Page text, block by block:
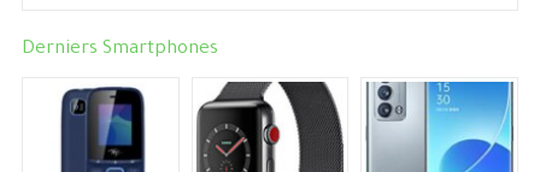
Derniers Smartphones